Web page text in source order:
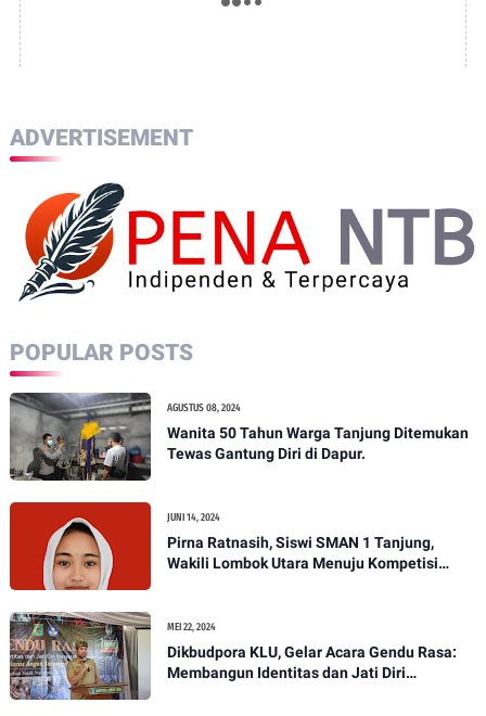
ADVERTISEMENT
POPULAR POSTS
AGUSTUS 08, 2024
Wanita 50 Tahun Warga Tanjung Ditemukan
Tewas Gantung Diri di Dapur.
JUNI 14, 2024
Pirna Ratnasih, Siswi SMAN 1 Tanjung,
Wakili Lombok Utara Menuju Kompetisi
MEI 22, 2024
Dikbudpora KLU, Gelar Acara Gendu Rasa:
Membangun Identitas dan Jati Diri